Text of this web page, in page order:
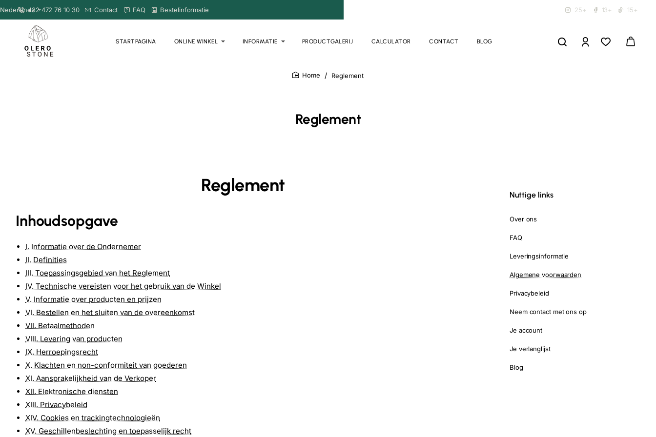
+32 472 76 10 30 Contact FAQ Bestelinformatie
Nederlands 25+ 13+ 15+
STARTPAGINA ONLINE WINKEL INFORMATIE PRODUCTGALERIJ CALCULATOR CONTACT BLOG
Reglement
Reglement
Reglement
Inhoudsopgave
I. Informatie over de Ondernemer
II. Definities
III. Toepassingsgebied van het Reglement
IV. Technische vereisten voor het gebruik van de Winkel
V. Informatie over producten en prijzen
VI. Bestellen en het sluiten van de overeenkomst
VII. Betaalmethoden
VIII. Levering van producten
IX. Herroepingsrecht
X. Klachten en non-conformiteit van goederen
XI. Aansprakelijkheid van de Verkoper
XII. Elektronische diensten
XIII. Privacybeleid
XIV. Cookies en trackingtechnologieën
XV. Geschillenbeslechting en toepasselijk recht
Nuttige links
Over ons
FAQ
Leveringsinformatie
Algemene voorwaarden
Privacybeleid
Neem contact met ons op
Je account
Je verlanglijst
Blog